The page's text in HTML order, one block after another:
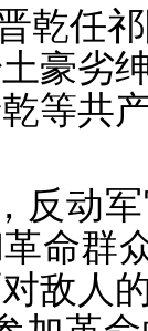
乾任
豪劣
等共
反动
命群
敌人